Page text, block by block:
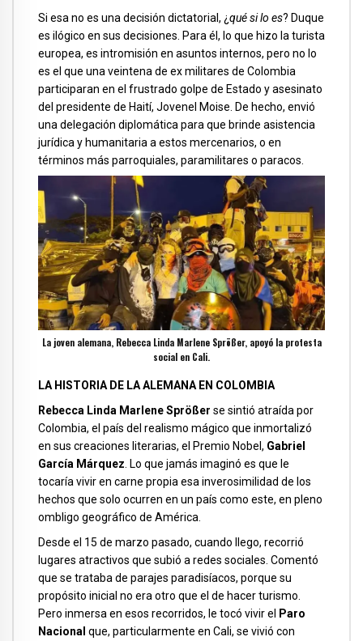
Si esa no es una decisión dictatorial, ¿qué si lo es? Duque
es ilógico en sus decisiones. Para él, lo que hizo la turista
europea, es intromisión en asuntos internos, pero no lo
es el que una veintena de ex militares de Colombia
participaran en el frustrado golpe de Estado y asesinato
del presidente de Haití, Jovenel Moise. De hecho, envió
una delegación diplomática para que brinde asistencia
jurídica y humanitaria a estos mercenarios, o en
términos más parroquiales, paramilitares o paracos.
La joven alemana, Rebecca Linda Marlene Sprößer, apoyó la protesta
social en Cali.
LA HISTORIA DE LA ALEMANA EN COLOMBIA
Rebecca Linda Marlene Sprößer se sintió atraída por
Colombia, el país del realismo mágico que inmortalizó
en sus creaciones literarias, el Premio Nobel, Gabriel
García Márquez . Lo que jamás imaginó es que le
tocaría vivir en carne propia esa inverosimilidad de los
hechos que solo ocurren en un país como este, en pleno
ombligo geográfico de América.
Desde el 15 de marzo pasado, cuando llego, recorrió
lugares atractivos que subió a redes sociales. Comentó
que se trataba de parajes paradisíacos, porque su
propósito inicial no era otro que el de hacer turismo.
Pero inmersa en esos recorridos, le tocó vivir el Paro
Nacional que, particularmente en Cali, se vivió con